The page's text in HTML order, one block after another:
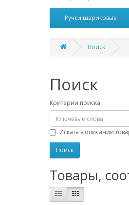
Ручки шариковые
Поиск
Поиск
Критерии поиска
Искать в описании
Товары,